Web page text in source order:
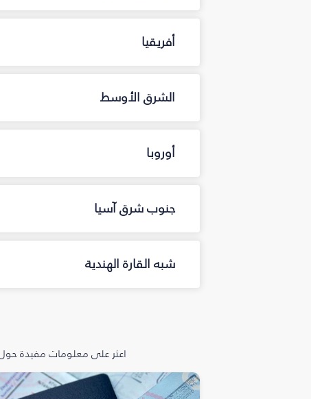
أفريقيا
الشرق الأوسط
أوروبا
جنوب شرق آسيا
شبه القارة الهندية
اعثر على معلومات مفيدة